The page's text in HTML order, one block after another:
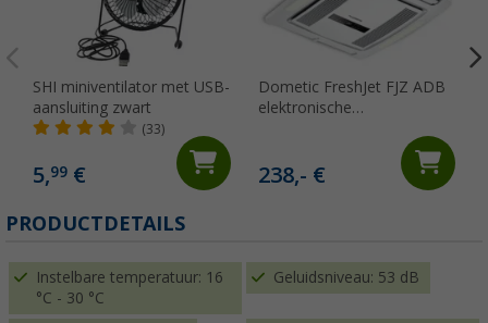
SHI miniventilator met USB-
aansluiting zwart
(33)
5,99 €
Dometic FreshJet FJZ ADB
elektronische
238,- €
PRODUCTDETAILS
Instelbare temperatuur: 16
°C - 30 °C
Geluidsniveau: 53 dB